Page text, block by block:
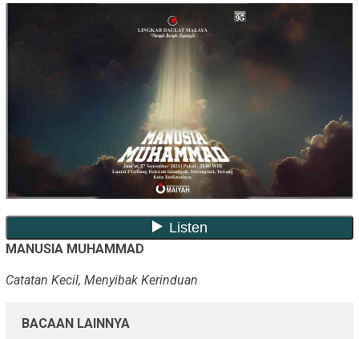
MANUSIA MUHAMMAD
Catatan Kecil, Menyibak Kerinduan
BACAAN LAINNYA